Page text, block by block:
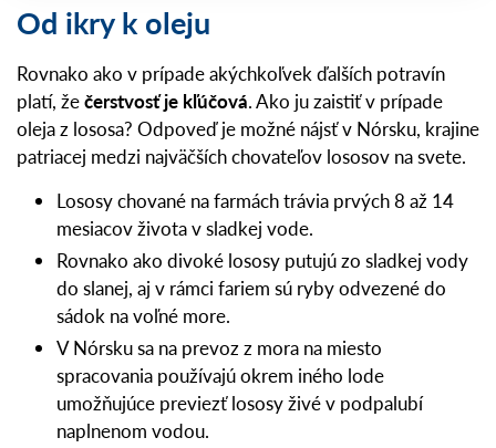
Od ikry k oleju
Rovnako ako v prípade akýchkoľvek ďalších potravín
platí, žečerstvosť je kľúčová. Ako ju zaistiť v prípade
oleja z lososa? Odpoveď je možné nájsť v Nórsku, krajine
patriacej medzi najväčších chovateľov lososov na svete.
Lososy chované na farmách trávia prvých 8 až 14
mesiacov života v sladkej vode.
Rovnako ako divoké lososy putujú zo sladkej vody
do slanej, aj v rámci fariem sú ryby odvezené do
sádok na voľné more.
V Nórsku sa na prevoz z mora na miesto
spracovania používajú okrem iného lode
umožňujúce previezť lososy živé v podpalubí
naplnenom vodou.